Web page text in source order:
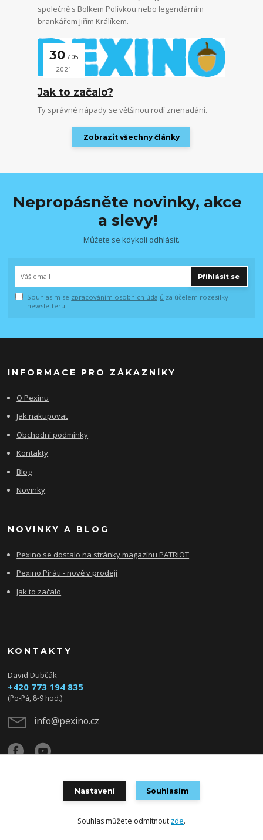
společně s Bolkem Polívkou nebo legendárním
brankářem Jiřím Králíkem.
30 05
2021
Jak to začalo?
Ty správné nápady se většinou rodí znenadání.
Zobrazit všechny články
Nepropásněte novinky, akce
a slevy!
Můžete se kdykoli odhlásit.
Přihlásit se
Souhlasím se zpracováním osobních údajů za účelem rozesílky
newsletteru.
INFORMACE PRO ZÁKAZNÍKY
O Pexinu
Jak nakupovat
Obchodní podmínky
Kontakty
Blog
Novinky
NOVINKY A BLOG
Pexino se dostalo na stránky magazínu PATRIOT
Pexino Piráti - nově v prodeji
Jak to začalo
KONTAKTY
David Dubčák
+420 773 194 835
(Po-Pá, 8-9 hod.)
info@pexino.cz
Vytvořeno na
Eshop-rychle.cz
Nastavení Souhlasím
Souhlas můžete odmítnout zde.